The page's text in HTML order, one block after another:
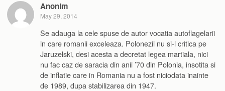
Anonim
May 29, 2014
Se adauga la cele spuse de autor vocatia autoflagelarii
in care romanii exceleaza. Polonezii nu si-l critica pe
Jaruzelski, desi acesta a decretat legea martiala, nici
nu fac caz de saracia din anii ’70 din Polonia, insotita si
de inflatie care in Romania nu a fost niciodata inainte
de 1989, dupa stabilizarea din 1947.